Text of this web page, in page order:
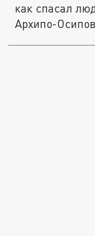
как спасал
Архипо-